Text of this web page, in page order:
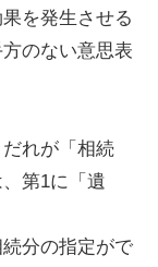
を発生させる
のない意思表
れが「相続
第1に「遺
分の指定がで